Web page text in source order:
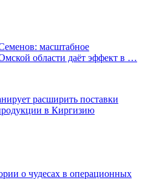
масштабное
области даёт эффект в …
расширить поставки
в Киргизию
о чудесах в операционных